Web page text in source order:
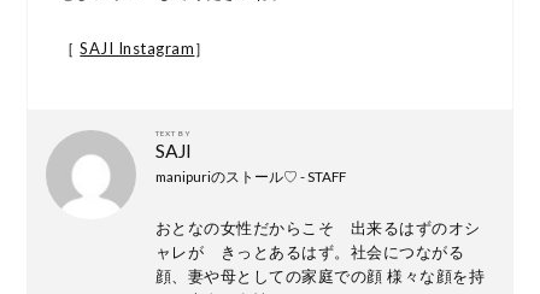
［SAJI Instagram］
TEXT BY
SAJI
manipuriのストール♡ - STAFF
おとなの女性だからこそ 出来るはずのオシ
ャレが きっとあるはず。社会につながる
顔、妻や母としての家庭での顔 様々な顔を持